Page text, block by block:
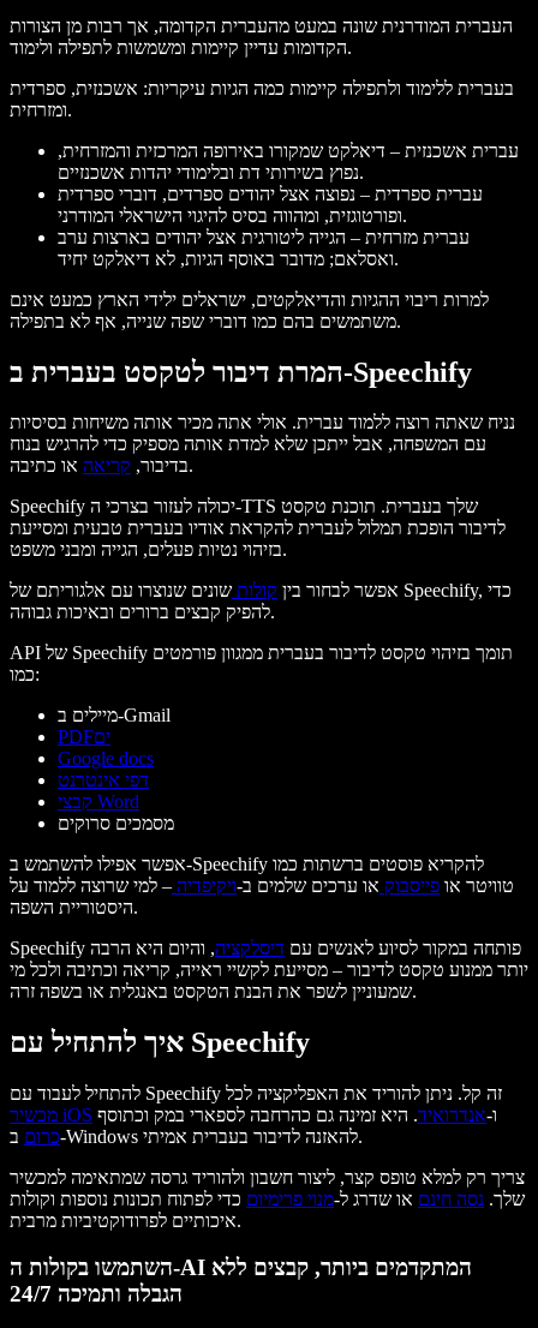
העברית המודרנית שונה במעט מהעברית הקדומה, אך רבות מן הצורות
הקדומות עדיין קיימות ומשמשות לתפילה ולימוד.
בעברית ללימוד ולתפילה קיימות כמה הגיות עיקריות: אשכנזית, ספרדית
ומזרחית.
עברית אשכנזית – דיאלקט שמקורו באירופה המרכזית והמזרחית,
נפוץ בשירותי דת ובלימודי יהדות אשכנזיים.
עברית ספרדית – נפוצה אצל יהודים ספרדים, דוברי ספרדית
ופורטוגזית, ומהווה בסיס להיגוי הישראלי המודרני.
עברית מזרחית – הגייה ליטורגית אצל יהודים בארצות ערב
ואסלאם; מדובר באוסף הגיות, לא דיאלקט יחיד.
למרות ריבוי ההגיות והדיאלקטים, ישראלים ילידי הארץ כמעט אינם
משתמשים בהם כמו דוברי שפה שנייה, אף לא בתפילה.
המרת דיבור לטקסט בעברית ב-Speechify
נניח שאתה רוצה ללמוד עברית. אולי אתה מכיר אותה משיחות בסיסיות
עם המשפחה, אבל ייתכן שלא למדת אותה מספיק כדי להרגיש בנוח
בדיבור, קריאה
או כתיבה.
Speechify יכולה לעזור בצרכי ה-TTS שלך בעברית. תוכנת טקסט
לדיבור הופכת תמלול לעברית להקראת אודיו בעברית טבעית ומסייעת
בזיהוי נטיות פעלים, הגייה ומבני משפט.
אפשר לבחור בין קולות שונים שנוצרו עם אלגוריתם של Speechify, כדי
להפיק קבצים ברורים ובאיכות גבוהה.
API של Speechify תומך בזיהוי טקסט לדיבור בעברית ממגוון פורמטים
כמו:
מיילים ב-Gmail
PDFים
Google docs
דפי אינטרנט
קבצי Word
מסמכים סרוקים
אפשר אפילו להשתמש ב-Speechify להקריא פוסטים ברשתות כמו
טוויטר או פייסבוק או ערכים שלמים ב-ויקיפדיה – למי שרוצה ללמוד על
היסטוריית השפה.
Speechify פותחה במקור לסיוע לאנשים עם דיסלקציה, והיום היא הרבה
יותר ממנוע טקסט לדיבור – מסייעת לקשיי ראייה, קריאה וכתיבה ולכל מי
שמעוניין לשפר את הבנת הטקסט באנגלית או בשפה זרה.
איך להתחיל עם Speechify
להתחיל לעבוד עם Speechify זה קל. ניתן להוריד את האפליקציה לכל
מכשיר iOS
ו-אנדרואיד. היא זמינה גם כהרחבה לספארי במק וכתוסף
כרום
ב-Windows להאזנה לדיבור בעברית אמיתי.
צריך רק למלא טופס קצר, ליצור חשבון ולהוריד גרסה שמתאימה למכשיר
שלך. נסה חינם או שדרג ל-מנוי פרימיום כדי לפתוח תכונות נוספות וקולות
איכותיים לפרודוקטיביות מרבית.
השתמשו בקולות ה-AI המתקדמים ביותר, קבצים ללא
הגבלה ותמיכה 24/7